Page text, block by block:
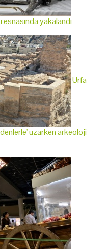
yakalandı
Urfa
uzarken arkeoloji